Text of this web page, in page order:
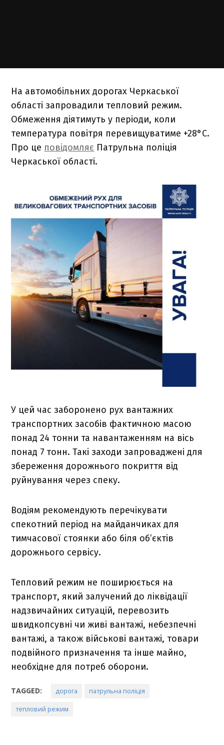
На автомобільних дорогах Черкаської
області запровадили тепловий режим.
Обмеження діятимуть у періоди, коли
температура повітря перевищуватиме +28°C.
Про це повідомляє Патрульна поліція
Черкаської області.
У цей час заборонено рух вантажних
транспортних засобів фактичною масою
понад 24 тонни та навантаженням на вісь
понад 7 тонн. Такі заходи запроваджені для
збереження дорожнього покриття від
руйнування через спеку.
Водіям рекомендують перечікувати
спекотний період на майданчиках для
тимчасової стоянки або біля об’єктів
дорожнього сервісу.
Тепловий режим не поширюється на
транспорт, який залучений до ліквідації
надзвичайних ситуацій, перевозить
швидкопсувні чи живі вантажі, небезпечні
вантажі, а також військові вантажі, товари
подвійного призначення та інше майно,
необхідне для потреб оборони.
TAGGED: дорога патрульна поліція
тепловий режим